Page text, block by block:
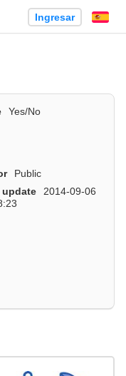
Ingresar
Yes/No
Public
update
2014-09-06